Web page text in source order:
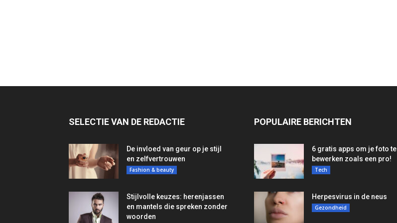
SELECTIE VAN DE REDACTIE
De invloed van geur op je stijl
en zelfvertrouwen
Fashion & beauty
Stijlvolle keuzes: herenjassen
en mantels die spreken zonder
woorden
POPULAIRE BERICHTEN
6 gratis apps om je foto te
bewerken zoals een pro!
Tech
Herpesvirus in de neus
Gezondheid